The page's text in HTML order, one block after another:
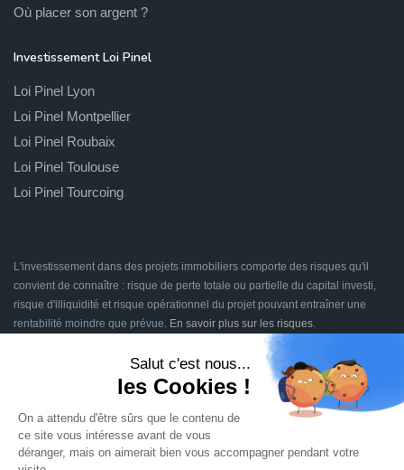
Où placer son argent ?
Investissement Loi Pinel
Loi Pinel Lyon
Loi Pinel Montpellier
Loi Pinel Roubaix
Loi Pinel Toulouse
Loi Pinel Tourcoing
L'investissement dans des projets immobiliers comporte des risques qu'il
convient de connaître : risque de perte totale ou partielle du capital investi,
risque d'illiquidité et risque opérationnel du projet pouvant entraîner une
rentabilité moindre que prévue. En savoir plus sur les risques
Signatures en ligne assurées par